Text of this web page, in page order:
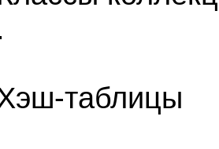
таблицы